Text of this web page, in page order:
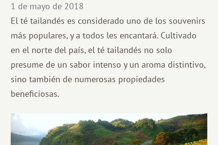
1 de mayo de 2018
El té tailandés es considerado uno de los souvenirs
más populares, y a todos les encantará. Cultivado
en el norte del país, el té tailandés no solo
presume de un sabor intenso y un aroma distintivo,
sino también de numerosas propiedades
beneficiosas.